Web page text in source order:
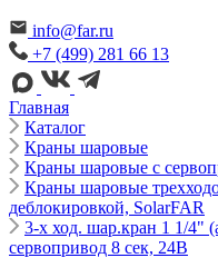
info@far.ru
+7 (499) 281 66 13
Главная
Каталог
Краны шаровые
Краны шаровые с
Краны шаровые
деблокировкой, SolarFAR
3-х ход. шар.кран 1 1/4"
сервопривод 8 сек, 24В